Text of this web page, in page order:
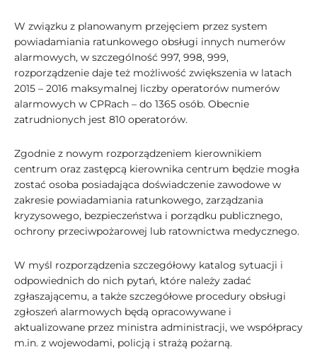
W związku z planowanym przejęciem przez system
powiadamiania ratunkowego obsługi innych numerów
alarmowych, w szczególność 997, 998, 999,
rozporządzenie daje też możliwość zwiększenia w latach
2015 – 2016 maksymalnej liczby operatorów numerów
alarmowych w CPRach – do 1365 osób. Obecnie
zatrudnionych jest 810 operatorów.
Zgodnie z nowym rozporządzeniem kierownikiem
centrum oraz zastępcą kierownika centrum będzie mogła
zostać osoba posiadająca doświadczenie zawodowe w
zakresie powiadamiania ratunkowego, zarządzania
kryzysowego, bezpieczeństwa i porządku publicznego,
ochrony przeciwpożarowej lub ratownictwa medycznego.
W myśl rozporządzenia szczegółowy katalog sytuacji i
odpowiednich do nich pytań, które należy zadać
zgłaszającemu, a także szczegółowe procedury obsługi
zgłoszeń alarmowych będą opracowywane i
aktualizowane przez ministra administracji, we współpracy
m.in. z wojewodami, policją i strażą pożarną.